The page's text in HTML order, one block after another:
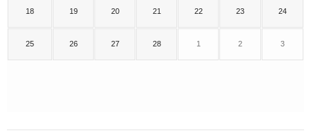
18 19 20 21 22 23 24
25 26 27 28 1 2 3